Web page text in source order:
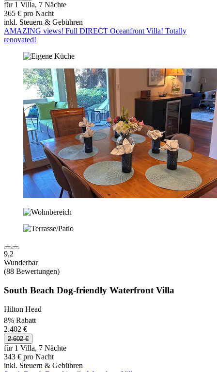
für 1 Villa, 7 Nächte
365 € pro Nacht
inkl. Steuern & Gebühren
AMAZING views! Full DIRECT Oceanfront Villa! Totally
renovated!
9,2
Wunderbar
(88 Bewertungen)
South Beach Dog-friendly Waterfront Villa
Hilton Head
8% Rabatt
2.402 €
2.602 €
für 1 Villa, 7 Nächte
343 € pro Nacht
inkl. Steuern & Gebühren